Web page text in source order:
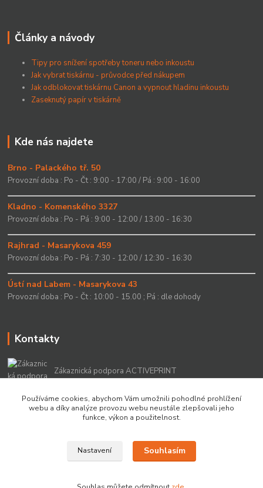
Články a návody
Tipy pro snížení spotřeby toneru nebo inkoustu
Jak vybrat tiskárnu - průvodce před nákupem
Jak odblokovat tiskárnu Canon a vypnout hladinu inkoustu
Zaseknutý papír v tiskárně
Kde nás najdete
Brno - Palackého tř. 50
Provozní doba : Po - Čt : 9:00 - 17:00 / Pá : 9:00 - 16:00
Kladno - Komenského 3327
Provozní doba : Po - Pá : 9:00 - 12:00 / 13:00 - 16:30
Rajhrad - Masarykova 459
Provozní doba : Po - Pá : 7:30 - 12:00 / 12:30 - 16:30
Ústí nad Labem - Masarykova 43
Provozní doba : Po - Čt : 10:00 - 15.00 ; Pá : dle dohody
Kontakty
Zákaznická podpora ACTIVEPRINT
+420 549 213 756
info@activeprint.cz
Copyright 2022 © ActivePrint s.r.o.
Používáme cookies, abychom Vám umožnili pohodlné prohlížení
webu a díky analýze provozu webu neustále zlepšovali jeho
funkce, výkon a použitelnost.
Nastavení Souhlasím